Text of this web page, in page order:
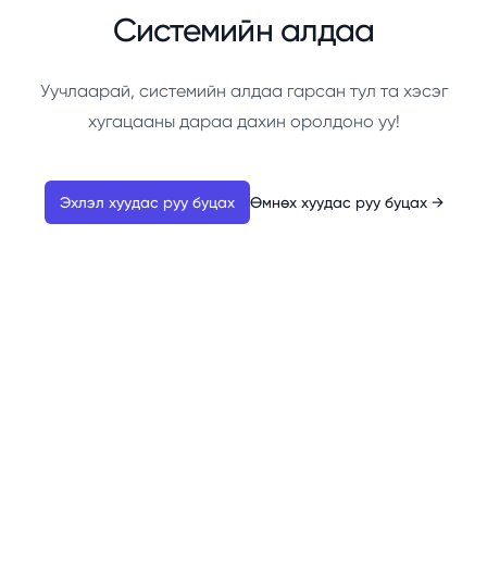
Системийн алдаа
Уучлаарай, системийн алдаа гарсан тул та хэсэг
хугацааны дараа дахин оролдоно уу!
Эхлэл хуудас руу буцах Өмнөх хуудас руу буцах →